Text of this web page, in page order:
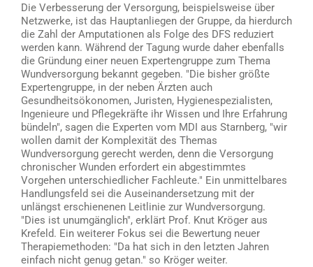
Die Verbesserung der Versorgung, beispielsweise über
Netzwerke, ist das Hauptanliegen der Gruppe, da hierdurch
die Zahl der Amputationen als Folge des DFS reduziert
werden kann. Während der Tagung wurde daher ebenfalls
die Gründung einer neuen Expertengruppe zum Thema
Wundversorgung bekannt gegeben. "Die bisher größte
Expertengruppe, in der neben Ärzten auch
Gesundheitsökonomen, Juristen, Hygienespezialisten,
Ingenieure und Pflegekräfte ihr Wissen und Ihre Erfahrung
bündeln", sagen die Experten vom MDI aus Starnberg, "wir
wollen damit der Komplexität des Themas
Wundversorgung gerecht werden, denn die Versorgung
chronischer Wunden erfordert ein abgestimmtes
Vorgehen unterschiedlicher Fachleute." Ein unmittelbares
Handlungsfeld sei die Auseinandersetzung mit der
unlängst erschienenen Leitlinie zur Wundversorgung.
"Dies ist unumgänglich", erklärt Prof. Knut Kröger aus
Krefeld. Ein weiterer Fokus sei die Bewertung neuer
Therapiemethoden: "Da hat sich in den letzten Jahren
einfach nicht genug getan." so Kröger weiter.